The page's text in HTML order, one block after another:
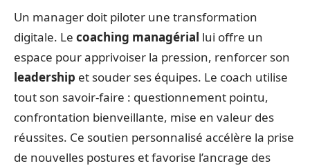
Un manager doit piloter une transformation
digitale. Le coaching managérial lui offre un
espace pour apprivoiser la pression, renforcer son
leadership et souder ses équipes. Le coach utilise
tout son savoir-faire : questionnement pointu,
confrontation bienveillante, mise en valeur des
réussites. Ce soutien personnalisé accélère la prise
de nouvelles postures et favorise l’ancrage des